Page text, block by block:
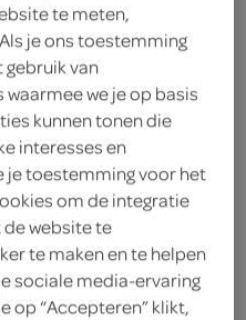
zichtbaar bij de
automatisch
te meten,
je ons toestemming
gebruik van
we je op basis
kunnen tonen die
interesses en
je toestemming voor het
om de integratie
website te
te maken en te helpen
sociale media-ervaring
op “Accepteren” klikt,